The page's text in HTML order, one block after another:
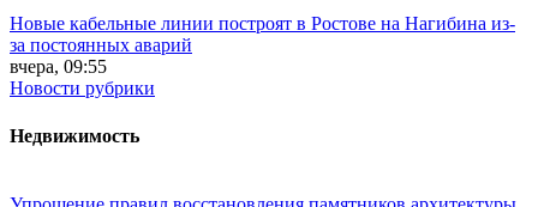
Новые кабельные линии построят в Ростове на Нагибина из-
за постоянных аварий
вчера, 09:55
Новости рубрики
Недвижимость